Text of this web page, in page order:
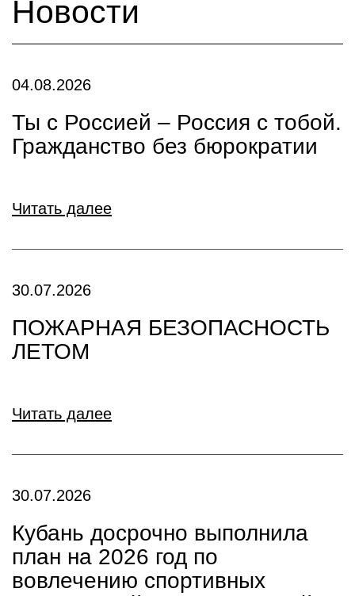
Новости
04.08.2026
Ты с Россией – Россия с тобой.
Гражданство без бюрократии
Читать далее
30.07.2026
ПОЖАРНАЯ БЕЗОПАСНОСТЬ
ЛЕТОМ
Читать далее
30.07.2026
Кубань досрочно выполнила
план на 2026 год по
вовлечению спортивных